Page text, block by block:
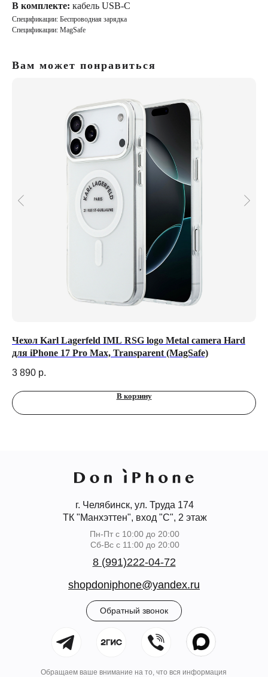
В комплекте: кабель USB-C
Спецификации: Беспроводная зарядка
Спецификации: MagSafe
Вам может понравиться
Чехол Karl Lagerfeld IML RSG logo Metal camera Hard
для iPhone 17 Pro Max, Transparent (MagSafe)
3 890 р.
В корзину
г. Челябинск, ул. Труда 174
ТК "Манхэттен", вход "С", 2 этаж
Пн-Пт с 10:00 до 20:00
Сб-Вс с 11:00 до 20:00
Обратный звонок
8 (991)222-04-72
shopdoniphone@yandex.ru
Обращаем ваше внимание на то, что вся информация